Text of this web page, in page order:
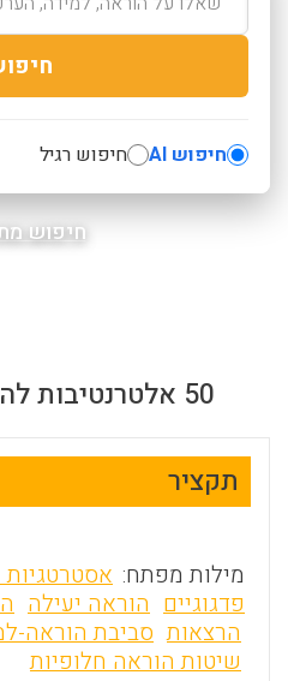
חיפוש AI חיפוש רגיל
חיפוש
50 אלטרנטיבות להרצאה פרונטלית
תקציר
מילות מפתח:
פדגוגיים הוראה יעילה
הרצאות סביבת הוראה-
שיטות הוראה חלופיות